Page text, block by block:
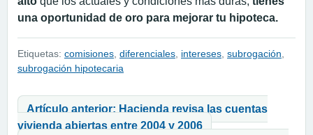
una oportunidad de oro para mejorar tu hipoteca.
Etiquetas: comisiones diferenciales intereses subrogación
subrogación hipotecaria
Navegación de entradas
Artículo anterior: Hacienda revisa las cuentas
vivienda abiertas entre 2004 y 2006